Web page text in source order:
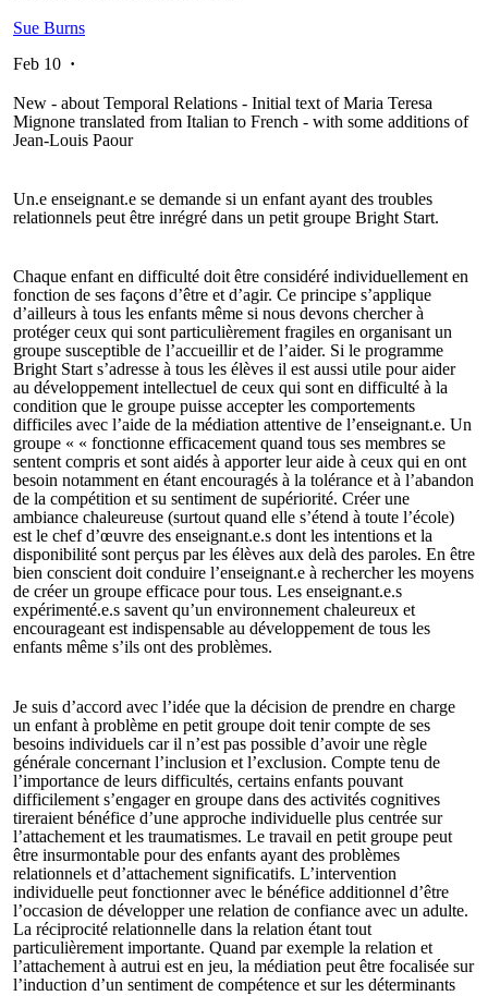
Sue Burns
Feb 10 ·
New - about Temporal Relations - Initial text of Maria Teresa
Mignone translated from Italian to French - with some additions of
Jean-Louis Paour
Un.e enseignant.e se demande si un enfant ayant des troubles
relationnels peut être inrégré dans un petit groupe Bright Start.
Chaque enfant en difficulté doit être considéré individuellement en
fonction de ses façons d’être et d’agir. Ce principe s’applique
d’ailleurs à tous les enfants même si nous devons chercher à
protéger ceux qui sont particulièrement fragiles en organisant un
groupe susceptible de l’accueillir et de l’aider. Si le programme
Bright Start s’adresse à tous les élèves il est aussi utile pour aider
au développement intellectuel de ceux qui sont en difficulté à la
condition que le groupe puisse accepter les comportements
difficiles avec l’aide de la médiation attentive de l’enseignant.e. Un
groupe « « fonctionne efficacement quand tous ses membres se
sentent compris et sont aidés à apporter leur aide à ceux qui en ont
besoin notamment en étant encouragés à la tolérance et à l’abandon
de la compétition et su sentiment de supériorité. Créer une
ambiance chaleureuse (surtout quand elle s’étend à toute l’école)
est le chef d’œuvre des enseignant.e.s dont les intentions et la
disponibilité sont perçus par les élèves aux delà des paroles. En être
bien conscient doit conduire l’enseignant.e à rechercher les moyens
de créer un groupe efficace pour tous. Les enseignant.e.s
expérimenté.e.s savent qu’un environnement chaleureux et
encourageant est indispensable au développement de tous les
enfants même s’ils ont des problèmes.
Je suis d’accord avec l’idée que la décision de prendre en charge
un enfant à problème en petit groupe doit tenir compte de ses
besoins individuels car il n’est pas possible d’avoir une règle
générale concernant l’inclusion et l’exclusion. Compte tenu de
l’importance de leurs difficultés, certains enfants pouvant
difficilement s’engager en groupe dans des activités cognitives
tireraient bénéfice d’une approche individuelle plus centrée sur
l’attachement et les traumatismes. Le travail en petit groupe peut
être insurmontable pour des enfants ayant des problèmes
relationnels et d’attachement significatifs. L’intervention
individuelle peut fonctionner avec le bénéfice additionnel d’être
l’occasion de développer une relation de confiance avec un adulte.
La réciprocité relationnelle dans la relation étant tout
particulièrement importante. Quand par exemple la relation et
l’attachement à autrui est en jeu, la médiation peut être focalisée sur
l’induction d’un sentiment de compétence et sur les déterminants